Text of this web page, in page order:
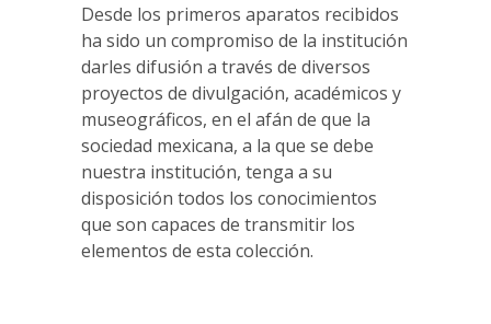
Desde los primeros aparatos recibidos
ha sido un compromiso de la institución
darles difusión a través de diversos
proyectos de divulgación, académicos y
museográficos, en el afán de que la
sociedad mexicana, a la que se debe
nuestra institución, tenga a su
disposición todos los conocimientos
que son capaces de transmitir los
elementos de esta colección.